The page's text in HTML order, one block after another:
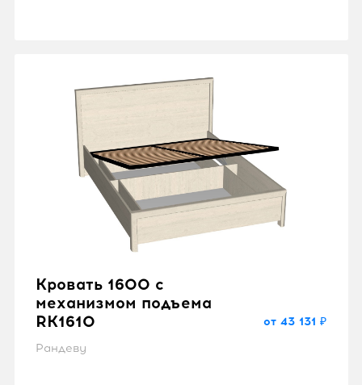
Кровать 1600 с
механизмом подъема
RK1610
Рандеву
от 43 131 ₽